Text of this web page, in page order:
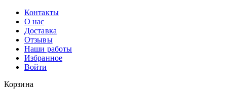
Контакты
О нас
Доставка
Отзывы
Наши работы
Избранное
Войти
Корзина